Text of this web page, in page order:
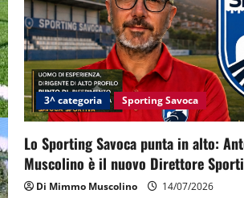
g
a
t
i
o
n
3^ categoria Sporting Savoca
Lo Sporting Savoca punta in alto:
Muscolino è il nuovo Direttore
Di Mimmo Muscolino 14/07/2026